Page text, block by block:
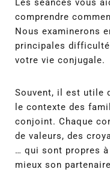
Les séances vous
comprendre
Nous examinerons
principales
votre vie conjugale.
Souvent, il est utile
le contexte des
conjoint. Chaque
de valeurs, des
… qui sont propres
mieux son